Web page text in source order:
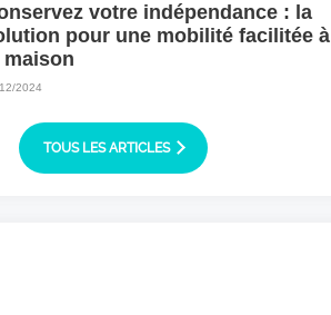
votre indépendance : la
pour une mobilité facilitée à
maison
2024
TOUS LES ARTICLES